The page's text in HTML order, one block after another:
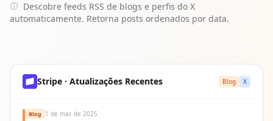
Descobre feeds RSS de blogs e perfis do X
automaticamente. Retorna posts ordenados por data.
Stripe · Atualizações Recentes Blog X
Blog 1 de mar. de 2025